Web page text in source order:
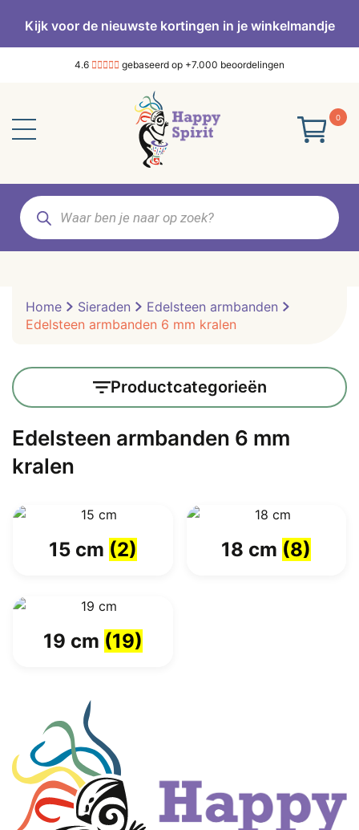
Kijk voor de nieuwste kortingen in je winkelmandje
4.6 gebaseerd op +7.000 beoordelingen
0
Producten
zoeken
Home Sieraden
Edelsteen armbanden
Edelsteen armbanden 6 mm kralen
Productcategorieën
Edelsteen armbanden 6 mm
kralen
15 cm (2) 18 cm (8)
19 cm (19)